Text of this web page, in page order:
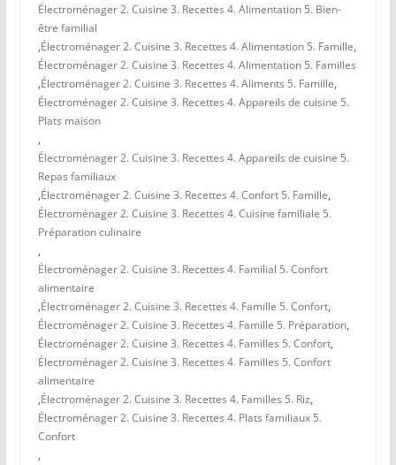
Électroménager 2. Cuisine 3. Recettes 4. Alimentation 5. Bien-
être familial
,Électroménager 2. Cuisine 3. Recettes 4. Alimentation 5. Famille,
Électroménager 2. Cuisine 3. Recettes 4. Alimentation 5. Familles
,Électroménager 2. Cuisine 3. Recettes 4. Aliments 5. Famille,
Électroménager 2. Cuisine 3. Recettes 4. Appareils de cuisine 5.
Plats maison
,
Électroménager 2. Cuisine 3. Recettes 4. Appareils de cuisine 5.
Repas familiaux
,Électroménager 2. Cuisine 3. Recettes 4. Confort 5. Famille,
Électroménager 2. Cuisine 3. Recettes 4. Cuisine familiale 5.
Préparation culinaire
,
Électroménager 2. Cuisine 3. Recettes 4. Familial 5. Confort
alimentaire
,Électroménager 2. Cuisine 3. Recettes 4. Famille 5. Confort,
Électroménager 2. Cuisine 3. Recettes 4. Famille 5. Préparation,
Électroménager 2. Cuisine 3. Recettes 4. Familles 5. Confort,
Électroménager 2. Cuisine 3. Recettes 4. Familles 5. Confort
alimentaire
,Électroménager 2. Cuisine 3. Recettes 4. Familles 5. Riz,
Électroménager 2. Cuisine 3. Recettes 4. Plats familiaux 5.
Confort
,